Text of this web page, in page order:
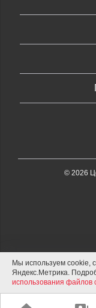
© 2026
Мы используем cookie,
Яндекс.Метрика.
использования файлов